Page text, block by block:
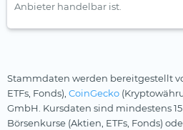
Anbieter handelbar ist.
Stammdaten werden bereitgestellt
ETFs, Fonds), CoinGecko
GmbH. Kursdaten sind mindestens
Börsenkurse (Aktien, ETFs, Fonds)